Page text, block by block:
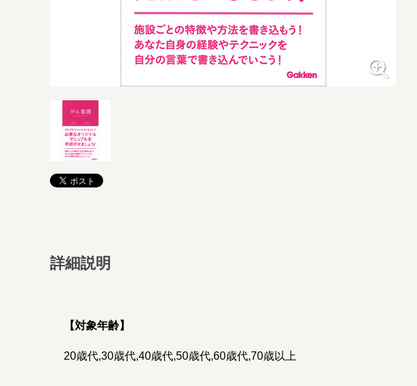
詳細説明
【対象年齢】
20歳代,30歳代,40歳代,50歳代,60歳代,70歳以上